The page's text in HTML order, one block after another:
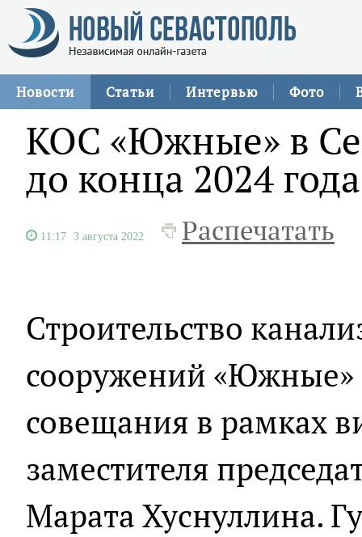
Новости Статьи Интервью Фото
КОС «Южные» в
до конца 2024 года
11:17 3 августа 2022 Распечатать
Строительство
сооружений «Южные»
совещания в рамках
заместителя
Марата Хуснуллина.